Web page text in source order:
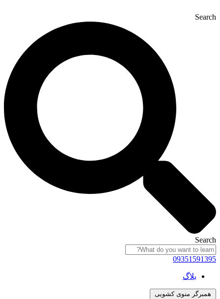
Search
Search
09351591395
بلاگ
همبرگر منوی کشویی